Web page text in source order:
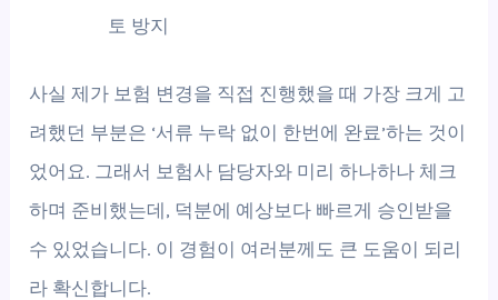
토 방지
사실 제가 보험 변경을 직접 진행했을 때 가장 크게 고
려했던 부분은 ‘서류 누락 없이 한번에 완료’하는 것이
었어요. 그래서 보험사 담당자와 미리 하나하나 체크
하며 준비했는데, 덕분에 예상보다 빠르게 승인받을
수 있었습니다. 이 경험이 여러분께도 큰 도움이 되리
라 확신합니다.